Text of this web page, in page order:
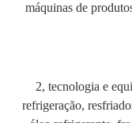
máquinas de
2, tecnologia e
refrigeração,